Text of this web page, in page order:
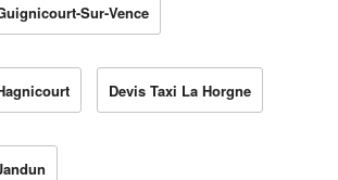
Sur-Vence
Devis Taxi La Horgne